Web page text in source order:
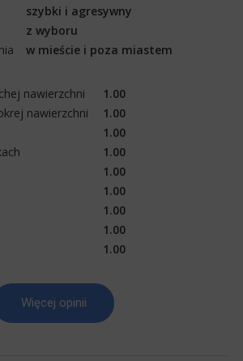
szybki i agresywny
z wyboru
w mieście i poza miastem
nawierzchni
1.00
nawierzchni
1.00
1.00
1.00
1.00
1.00
1.00
1.00
1.00
Więcej opinii